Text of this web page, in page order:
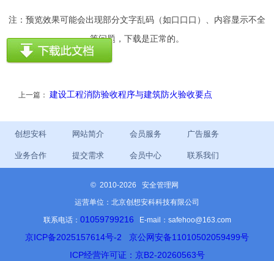
注：预览效果可能会出现部分文字乱码（如口口口）、内容显示不全
等问题，下载是正常的。
上一篇： 建设工程消防验收程序与建筑防火验收要点
创想安科 网站简介 会员服务 广告服务
业务合作 提交需求 会员中心 联系我们
© 2010-2026 安全管理网
运营单位：北京创想安科科技有限公司
联系电话： 01059799216 E-mail：safehoo@163.com
京ICP备2025157614号-2
京公网安备11010502059499号
ICP经营许可证：京B2-20260563号